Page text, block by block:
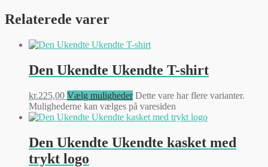
Relaterede varer
Den Ukendte Ukendte T-shirt
kr.225,00 Vælg muligheder Dette vare har flere varianter.
Mulighederne kan vælges på varesiden
Den Ukendte Ukendte kasket med
trykt logo